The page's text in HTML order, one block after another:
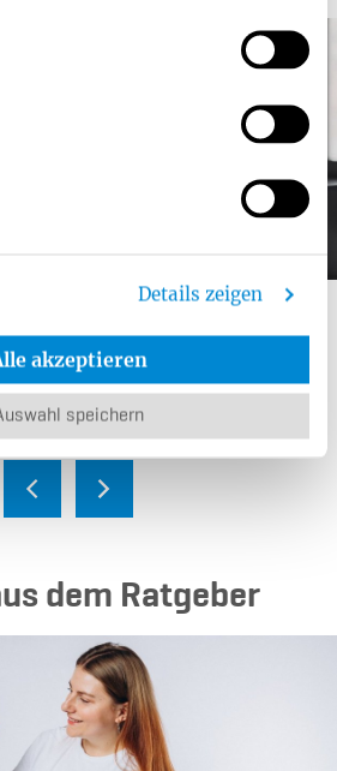
Details zeigen
akzeptieren
speichern
Gammaknife
für eine schonende
dem Rat­ge­ber